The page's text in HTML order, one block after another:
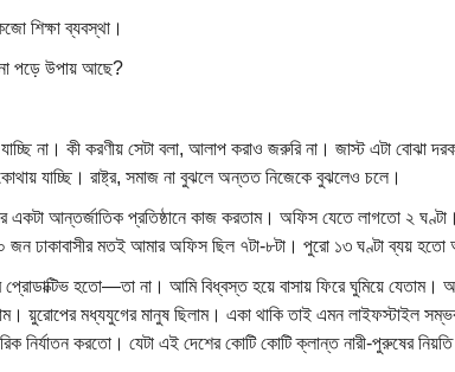
শিক্ষা ব্যবস্থা।
পড়ে উপায় আছে?
না। কী করণীয় সেটা বলা, আলাপ করাও জরুরি না। জাস্ট এটা বোঝা
যাচ্ছি। রাষ্ট্র, সমাজ না বুঝলে অন্তত নিজেকে বুঝলেও চলে।
একটা আন্তর্জাতিক প্রতিষ্ঠানে কাজ করতাম। অফিস যেতে লাগতো ২
জন ঢাকাবাসীর মতই আমার অফিস ছিল ৭টা-৮টা। পুরো ১৩ ঘণ্টা ব্যয়
হতো—তা না। আমি বিধ্বস্ত হয়ে বাসায় ফিরে ঘুমিয়ে
য়ুরোপের মধ্যযুগের মানুষ ছিলাম। একা থাকি তাই এমন লাইফস্টাইল
নির্যাতন করতো। যেটা এই দেশের কোটি কোটি ক্লান্ত নারী-পুরুষের